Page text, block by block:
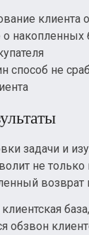
клиента
накопленных
способ не
задачи и
не
возврат
обзвон